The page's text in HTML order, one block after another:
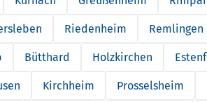
Riedenheim Remlingen
Bütthard Holzkirchen
Kirchheim Prosselsheim